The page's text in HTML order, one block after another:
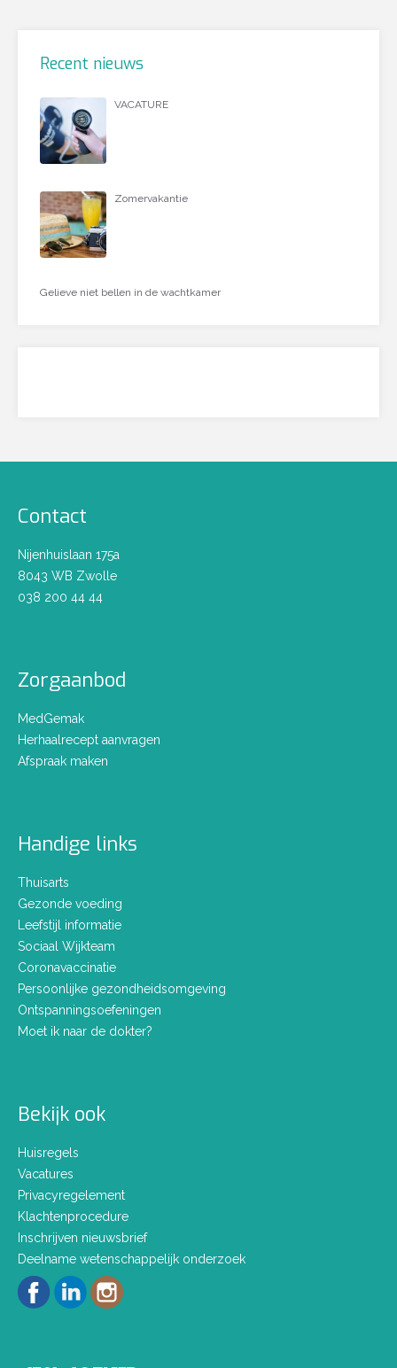
Recent nieuws
VACATURE
Zomervakantie
Gelieve niet bellen in de wachtkamer
Contact
Nijenhuislaan 175a
8043 WB Zwolle
038 200 44 44
Zorgaanbod
MedGemak
Herhaalrecept aanvragen
Afspraak maken
Handige links
Thuisarts
Gezonde voeding
Leefstijl informatie
Sociaal Wijkteam
Coronavaccinatie
Persoonlijke gezondheidsomgeving
Ontspanningsoefeningen
Moet ik naar de dokter?
Bekijk ook
Huisregels
Vacatures
Privacyregelement
Klachtenprocedure
Inschrijven nieuwsbrief
Deelname wetenschappelijk onderzoek